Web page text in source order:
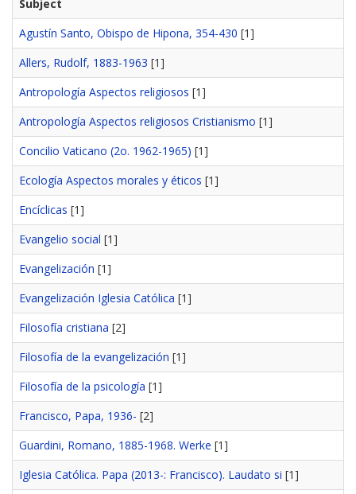
Subject
Agustín Santo, Obispo de Hipona, 354-430 [1]
Allers, Rudolf, 1883-1963 [1]
Antropología Aspectos religiosos [1]
Antropología Aspectos religiosos Cristianismo [1]
Concilio Vaticano (2o. 1962-1965) [1]
Ecología Aspectos morales y éticos [1]
Encíclicas [1]
Evangelio social [1]
Evangelización [1]
Evangelización Iglesia Católica [1]
Filosofía cristiana [2]
Filosofía de la evangelización [1]
Filosofía de la psicología [1]
Francisco, Papa, 1936- [2]
Guardini, Romano, 1885-1968. Werke [1]
Iglesia Católica. Papa (2013-: Francisco). Laudato si [1]